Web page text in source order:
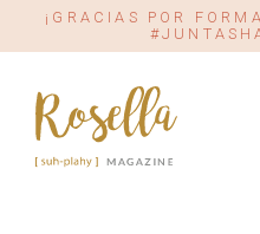
¡GRACIAS POR